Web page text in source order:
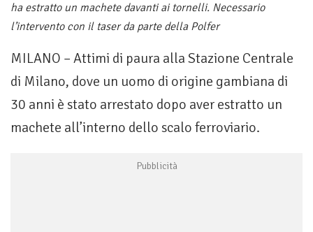
ha estratto un machete davanti ai tornelli. Necessario
l’intervento con il taser da parte della Polfer
MILANO – Attimi di paura alla Stazione Centrale
di Milano, dove un uomo di origine gambiana di
30 anni è stato arrestato dopo aver estratto un
machete all’interno dello scalo ferroviario.